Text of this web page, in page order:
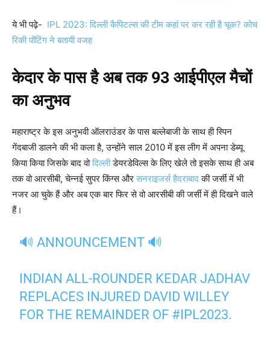
ये भी पढ़े- IPL 2023: दिल्ली कैपिटल्स की टीम कहां पर कर रही है चूक? कोच
रिकी पोंटिंग ने बतायी वजह
केदार के पास है अब तक 93 आईपीएल मैचों
का अनुभव
महाराष्ट्र के इस अनुभवी ऑलराउंडर के पास बल्लेबाजी के साथ ही स्पिन
गेंदबाजी डालने की भी कला है, उन्होंने साल 2010 में इस लीग में अपना डेब्यू
किया किया जिसके बाद वोदिल्लीडेयरडेविल्स के लिए खेले तो इसके साथ ही अब
तक वो आरसीबी, चेन्नई सुपर किंग्स औरसनराइजर्स हैदराबादकी जर्सी में भी
नजर आ चुके हैं और अब एक बार फिर से वो आरसीबी की जर्सी में ही दिखने वाले
हैं।
🔊 ANNOUNCEMENT 🔊
INDIAN ALL-ROUNDER KEDAR JADHAV
REPLACES INJURED DAVID WILLEY
FOR THE REMAINDER OF #IPL2023.